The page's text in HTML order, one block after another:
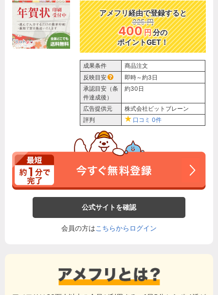
アメフリ経由で登録すると
325 円
400円分の
ポイントGET！
成果条件
商品注文
反映目安
即時～約3日
承認目安（条
件達成後）
約30日
広告提供元
株式会社ビットブレーン
評判
口コミ 0件
公式サイトを確認
会員の方はこちらからログイン